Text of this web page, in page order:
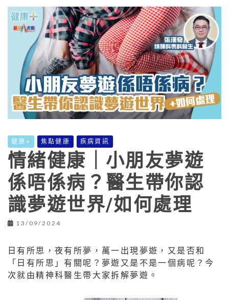
健康+ 焦點健康 疾病資訊
情緒健康｜小朋友夢遊
係唔係病？醫生帶你認
識夢遊世界/如何處理
13/09/2024
日有所思，夜有所夢，萬一出現夢遊，又是否和
「日有所思」有關呢？夢遊又是不是一個病呢？今
次就由精神科醫生帶大家拆解夢遊。